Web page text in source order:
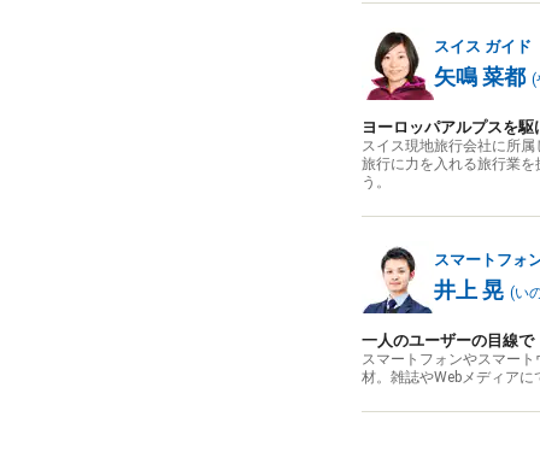
スイス ガイド
矢鳴 菜都 (
ヨーロッパアルプスを
スイス現地旅行会社に所
旅行に力を入れる旅行業
う。
スマートフォ
井上 晃 (い
一人のユーザーの目線で
スマートフォンやスマー
材。雑誌やWebメディア